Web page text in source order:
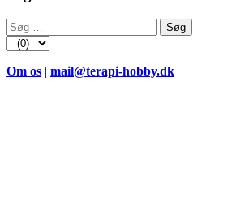
Søg
efter:
Om os | mail@terapi-hobby.dk